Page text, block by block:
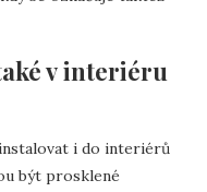
v interiéru
i do interiérů
být prosklené